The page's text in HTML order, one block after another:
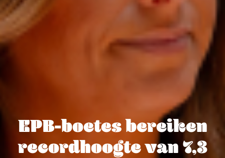
EPB-boetes bereiken
recordhoogte van 7,3